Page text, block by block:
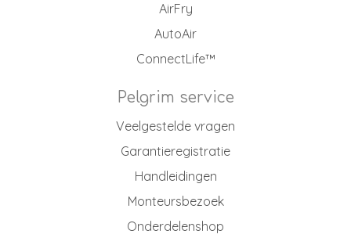
AirFry
AutoAir
ConnectLife™
Pelgrim service
Veelgestelde vragen
Garantieregistratie
Handleidingen
Monteursbezoek
Onderdelenshop